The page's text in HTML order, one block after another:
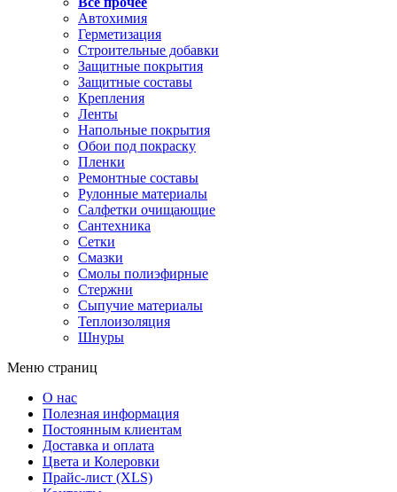
Автохимия
Герметизация
Строительные добавки
Защитные покрытия
Защитные составы
Крепления
Ленты
Напольные покрытия
Обои под покраску
Пленки
Ремонтные составы
Рулонные материалы
Салфетки очищающие
Сантехника
Сетки
Смазки
Смолы полиэфирные
Стержни
Сыпучие материалы
Теплоизоляция
Шнуры
Меню страниц
О нас
Полезная информация
Постоянным клиентам
Доставка и оплата
Цвета и Колеровки
Прайс-лист (XLS)